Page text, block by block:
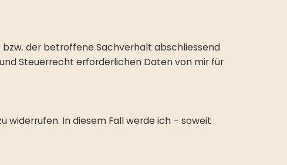
der betroffene Sachverhalt abschliessend
Steuerrecht erforderlichen Daten von mir für
widerrufen. In diesem Fall werde ich – soweit